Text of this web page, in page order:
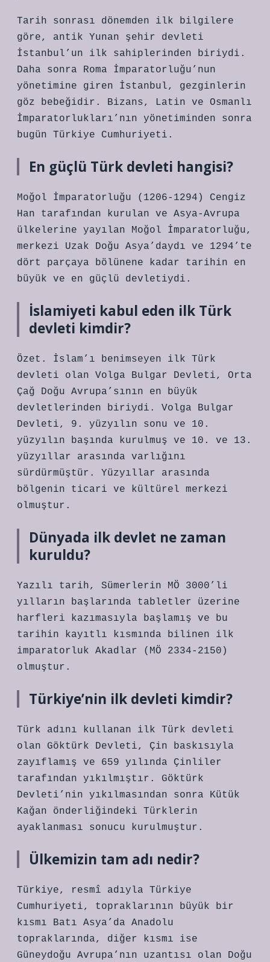
Tarih sonrası dönemden ilk bilgilere
göre, antik Yunan şehir devleti
İstanbul’un ilk sahiplerinden biriydi.
Daha sonra Roma İmparatorluğu’nun
yönetimine giren İstanbul, gezginlerin
göz bebeğidir. Bizans, Latin ve Osmanlı
İmparatorlukları’nın yönetiminden sonra
bugün Türkiye Cumhuriyeti.
En güçlü Türk devleti hangisi?
Moğol İmparatorluğu (1206-1294) Cengiz
Han tarafından kurulan ve Asya-Avrupa
ülkelerine yayılan Moğol İmparatorluğu,
merkezi Uzak Doğu Asya’daydı ve 1294’te
dört parçaya bölünene kadar tarihin en
büyük ve en güçlü devletiydi.
İslamiyeti kabul eden ilk Türk
devleti kimdir?
Özet. İslam’ı benimseyen ilk Türk
devleti olan Volga Bulgar Devleti, Orta
Çağ Doğu Avrupa’sının en büyük
devletlerinden biriydi. Volga Bulgar
Devleti, 9. yüzyılın sonu ve 10.
yüzyılın başında kurulmuş ve 10. ve 13.
yüzyıllar arasında varlığını
sürdürmüştür. Yüzyıllar arasında
bölgenin ticari ve kültürel merkezi
olmuştur.
Dünyada ilk devlet ne zaman
kuruldu?
Yazılı tarih, Sümerlerin MÖ 3000’li
yılların başlarında tabletler üzerine
harfleri kazımasıyla başlamış ve bu
tarihin kayıtlı kısmında bilinen ilk
imparatorluk Akadlar (MÖ 2334-2150)
olmuştur.
Türkiye’nin ilk devleti kimdir?
Türk adını kullanan ilk Türk devleti
olan Göktürk Devleti, Çin baskısıyla
zayıflamış ve 659 yılında Çinliler
tarafından yıkılmıştır. Göktürk
Devleti’nin yıkılmasından sonra Kütük
Kağan önderliğindeki Türklerin
ayaklanması sonucu kurulmuştur.
Ülkemizin tam adı nedir?
Türkiye, resmî adıyla Türkiye
Cumhuriyeti, topraklarının büyük bir
kısmı Batı Asya’da Anadolu
topraklarında, diğer kısmı ise
Güneydoğu Avrupa’nın uzantısı olan Doğu